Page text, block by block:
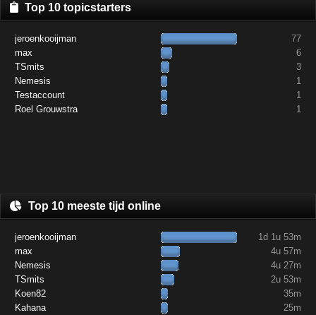
Top 10 topicstarters
jeroenkooijman
77
max
6
TSmits
3
Nemesis
1
Testaccount
1
Roel Grouwstra
1
Top 10 meeste tijd online
jeroenkooijman
1d 1u 53m
max
4u 57m
Nemesis
4u 27m
TSmits
2u 53m
Koen82
35m
Kahana
25m